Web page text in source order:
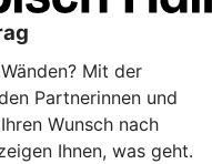
Mit der
Partnerinnen und
Wunsch nach
Ihnen, was geht.